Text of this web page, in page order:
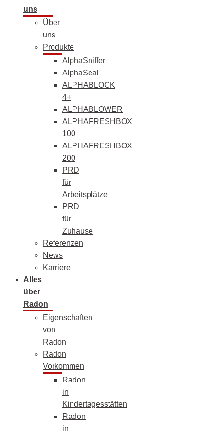
uns
Über
uns
Produkte
AlphaSniffer
AlphaSeal
ALPHABLOCK
4+
ALPHABLOWER
ALPHAFRESHBOX
100
ALPHAFRESHBOX
200
PRD
für
Arbeitsplätze
PRD
für
Zuhause
Referenzen
News
Karriere
Alles
über
Radon
Eigenschaften
von
Radon
Radon
Vorkommen
Radon
in
Kindertagesstätten
Radon
in